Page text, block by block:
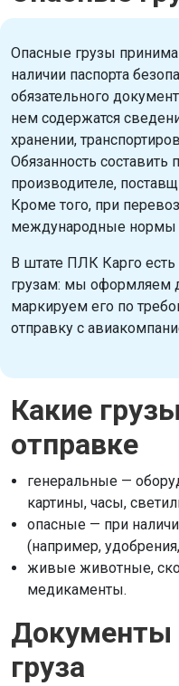
Опасные грузы
наличии паспорта
обязательного
нем содержатся
хранении,
Обязанность составить
производителе,
Кроме того, при
международные нормы
В штате ПЛК Карго
грузам: мы оформляем
маркируем его по
отправку с
Какие
отправке
генеральные —
картины, часы,
опасные — при
(например,
живые животные,
медикаменты.
Документы
груза